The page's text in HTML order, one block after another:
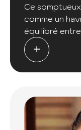
Ce
comme un
équilibré
Dès que vous
Le vaste
la cuisine et